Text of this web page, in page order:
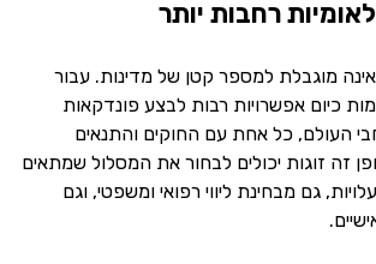
רחבות יותר
מוגבלת למספר קטן של מדינות. עבור
כיום אפשרויות רבות לבצע פונדקאות
העולם, כל אחת עם החוקים והתנאים
זה זוגות יכולים לבחור את המסלול שמתאים
גם מבחינת ליווי רפואי ומשפטי, וגם